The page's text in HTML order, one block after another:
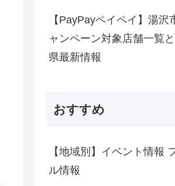
【PayPayペイペイ】湯沢
ャンペーン対象店舗一覧
県最新情報
おすすめ
【地域別】イベント情報
ル情報